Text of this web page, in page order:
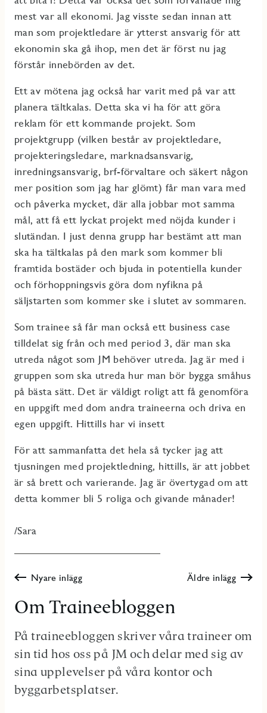
mest var all ekonomi. Jag visste sedan innan att
man som projektledare är ytterst ansvarig för att
ekonomin ska gå ihop, men det är först nu jag
förstår innebörden av det.
Ett av mötena jag också har varit med på var att
planera tältkalas. Detta ska vi ha för att göra
reklam för ett kommande projekt. Som
projektgrupp (vilken består av projektledare,
projekteringsledare, marknadsansvarig,
inredningsansvarig, brf-förvaltare och säkert någon
mer position som jag har glömt) får man vara med
och påverka mycket, där alla jobbar mot samma
mål, att få ett lyckat projekt med nöjda kunder i
slutändan. I just denna grupp har bestämt att man
ska ha tältkalas på den mark som kommer bli
framtida bostäder och bjuda in potentiella kunder
och förhoppningsvis göra dom nyfikna på
säljstarten som kommer ske i slutet av sommaren.
Som trainee så får man också ett business case
tilldelat sig från och med period 3, där man ska
utreda något som JM behöver utreda. Jag är med i
gruppen som ska utreda hur man bör bygga småhus
på bästa sätt. Det är väldigt roligt att få genomföra
en uppgift med dom andra traineerna och driva en
egen uppgift. Hittills har vi insett
För att sammanfatta det hela så tycker jag att
tjusningen med projektledning, hittills, är att jobbet
är så brett och varierande. Jag är övertygad om att
detta kommer bli 5 roliga och givande månader!
/Sara
Nyare inlägg Äldre inlägg
Om Traineebloggen
På traineebloggen skriver våra traineer om
sin tid hos oss på JM och delar med sig av
sina upplevelser på våra kontor och
byggarbetsplatser.